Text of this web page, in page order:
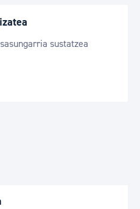
sustatzea